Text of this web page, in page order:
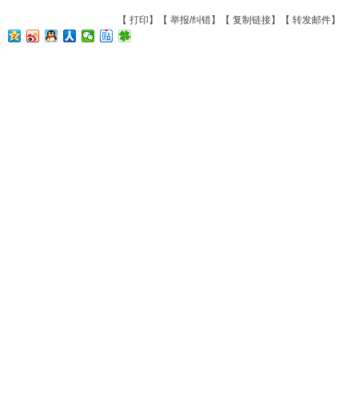
【 打印 】【 举报/纠错】【 复制链接】【 转发邮件】